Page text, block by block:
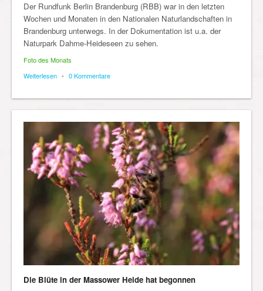
Der Rundfunk Berlin Brandenburg (RBB) war in den letzten
Wochen und Monaten in den Nationalen Naturlandschaften in
Brandenburg unterwegs. In der Dokumentation ist u.a. der
Naturpark Dahme-Heideseen zu sehen.
Foto des Monats
Weiterlesen • 0 Kommentare
Die Blüte in der Massower Heide hat begonnen